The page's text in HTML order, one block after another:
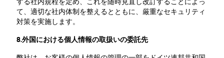
て、適切な社内体制を整えるとともに、厳重なセキュリティ
対策を実施します。
8.外国における個人情報の取扱いの委託先